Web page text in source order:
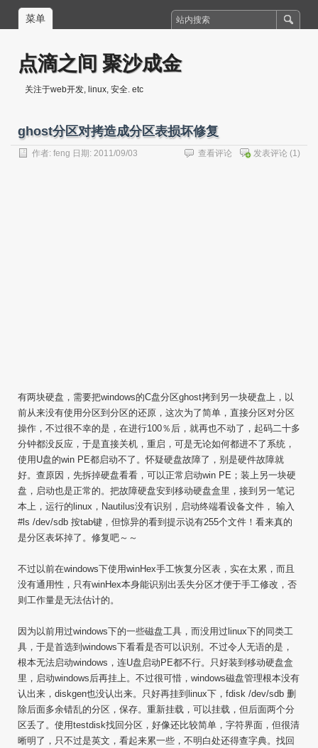
菜单
点滴之间 聚沙成金
关注于web开发, linux, 安全. etc
ghost分区对拷造成分区表损坏修复
作者: feng 日期: 2011/09/03 发表评论 (1)
查看评论
有两块硬盘，需要把windows的C盘分区ghost拷到另一块硬盘上，以
前从来没有使用分区到分区的还原，这次为了简单，直接分区对分区
操作，不过很不幸的是，在进行100％后，就再也不动了，起码二十多
分钟都没反应，于是直接关机，重启，可是无论如何都进不了系统，
使用U盘的win PE都启动不了。怀疑硬盘故障了，别是硬件故障就
好。查原因，先拆掉硬盘看看，可以正常启动win PE；装上另一块硬
盘，启动也是正常的。把故障硬盘安到移动硬盘盒里，接到另一笔记
本上，运行的linux，Nautilus没有识别，启动终端看设备文件， 输入
#ls /dev/sdb 按tab键，但惊异的看到提示说有255个文件！看来真的
是分区表坏掉了。修复吧～～
不过以前在windows下使用winHex手工恢复分区表，实在太累，而且
没有通用性，只有winHex本身能识别出丢失分区才便于手工修改，否
则工作量是无法估计的。
因为以前用过windows下的一些磁盘工具，而没用过linux下的同类工
具，于是首选到windows下看看是否可以识别。不过令人无语的是，
根本无法启动windows，连U盘启动PE都不行。只好装到移动硬盘盒
里，启动windows后再挂上。不过很可惜，windows磁盘管理根本没有
认出来，diskgen也没认出来。只好再挂到linux下，fdisk /dev/sdb 删
除后面多余错乱的分区，保存。重新挂载，可以挂载，但后面两个分
区丢了。使用testdisk找回分区，好像还比较简单，字符界面，但很清
晰明了，只不过是英文，看起来累一些，不明白处还得查字典。找回